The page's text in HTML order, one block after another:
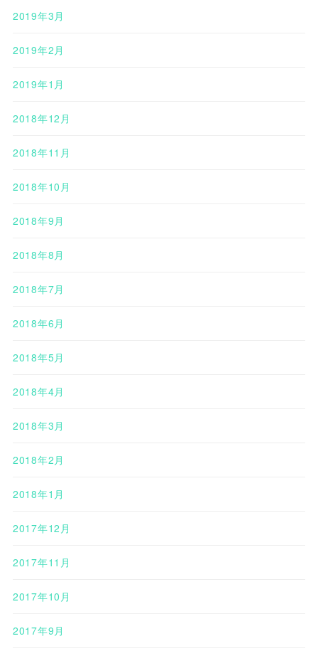
2019年3月
2019年2月
2019年1月
2018年12月
2018年11月
2018年10月
2018年9月
2018年8月
2018年7月
2018年6月
2018年5月
2018年4月
2018年3月
2018年2月
2018年1月
2017年12月
2017年11月
2017年10月
2017年9月